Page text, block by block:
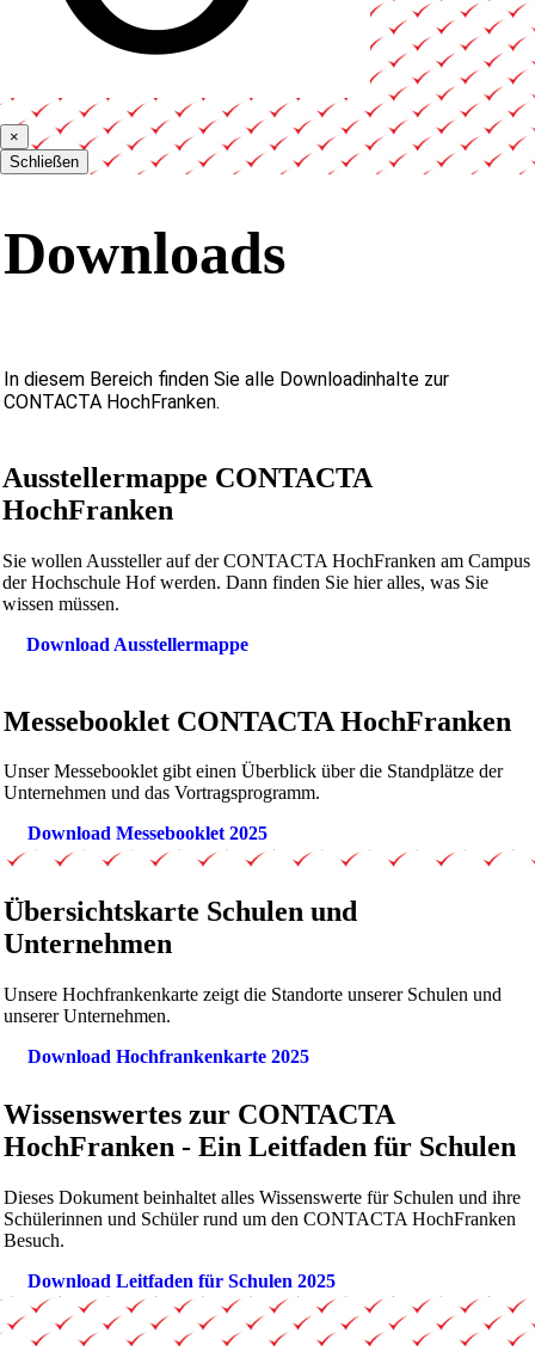
×
Schließen
Downloads
In diesem Bereich finden Sie alle Downloadinhalte zur
CONTACTA HochFranken.
Ausstellermappe CONTACTA
HochFranken
Sie wollen Aussteller auf der CONTACTA HochFranken am Campus
der Hochschule Hof werden. Dann finden Sie hier alles, was Sie
wissen müssen.
Download Ausstellermappe
Messebooklet CONTACTA HochFranken
Unser Messebooklet gibt einen Überblick über die Standplätze der
Unternehmen und das Vortragsprogramm.
Download Messebooklet 2025
Übersichtskarte Schulen und
Unternehmen
Unsere Hochfrankenkarte zeigt die Standorte unserer Schulen und
unserer Unternehmen.
Download Hochfrankenkarte 2025
Wissenswertes zur CONTACTA
HochFranken - Ein Leitfaden für Schulen
Dieses Dokument beinhaltet alles Wissenswerte für Schulen und ihre
Schülerinnen und Schüler rund um den CONTACTA HochFranken
Besuch.
Download Leitfaden für Schulen 2025